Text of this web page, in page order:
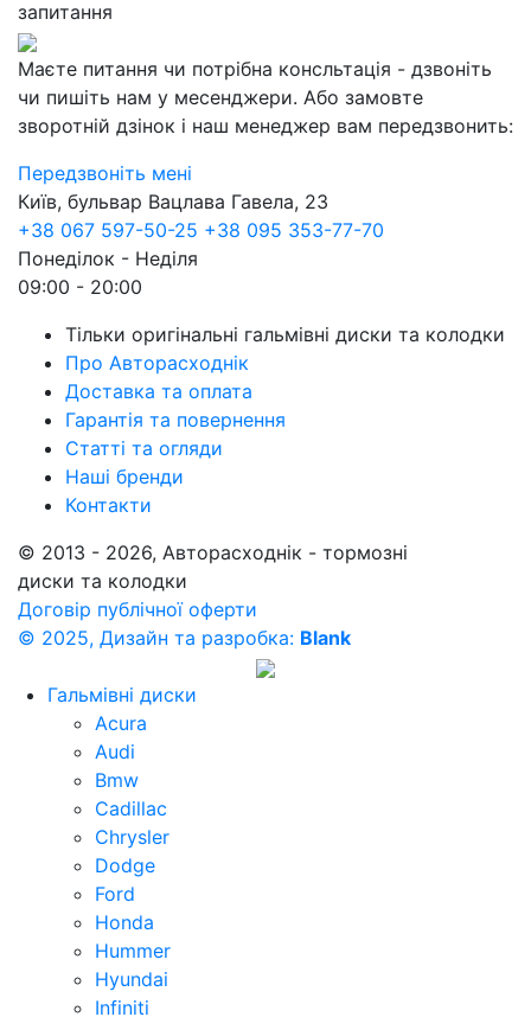
запитання
Маєте питання чи потрібна консльтація - дзвоніть
чи пишіть нам у месенджери. Або замовте
зворотній дзінок і наш менеджер вам передзвонить:
Передзвоніть мені
Київ, бульвар Вацлава Гавела, 23
+38 067 597-50-25 +38 095 353-77-70
Понеділок - Неділя
09:00 - 20:00
Тільки оригінальні гальмівні диски та колодки
Про Авторасходнік
Доставка та оплата
Гарантія та повернення
Статті та огляди
Наші бренди
Контакти
© 2013 - 2026, Авторасходнік - тормозні
диски та колодки
Договір публічної оферти
© 2025, Дизайн та разробка: Blank
Гальмівні диски
Acura
Audi
Bmw
Cadillac
Chrysler
Dodge
Ford
Honda
Hummer
Hyundai
Infiniti